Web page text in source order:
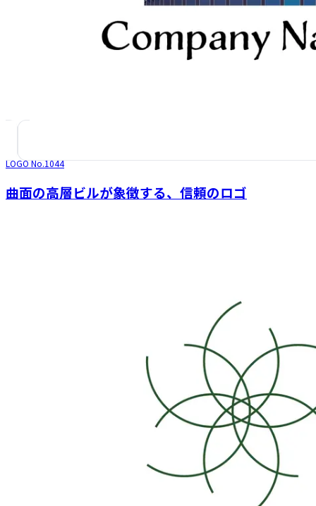
LOGO No.1044
曲面の高層ビルが象徴する、信頼のロゴ